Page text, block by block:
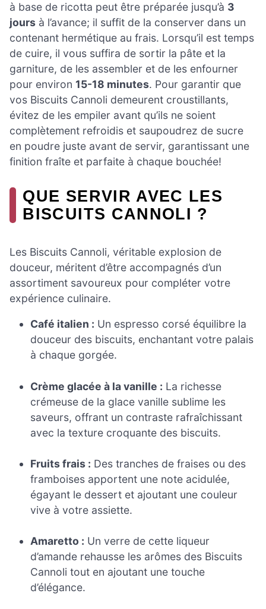
à base de ricotta peut être préparée jusqu’à 3
jours à l’avance; il suffit de la conserver dans un
contenant hermétique au frais. Lorsqu’il est temps
de cuire, il vous suffira de sortir la pâte et la
garniture, de les assembler et de les enfourner
pour environ 15-18 minutes. Pour garantir que
vos Biscuits Cannoli demeurent croustillants,
évitez de les empiler avant qu’ils ne soient
complètement refroidis et saupoudrez de sucre
en poudre juste avant de servir, garantissant une
finition fraîte et parfaite à chaque bouchée!
QUE SERVIR AVEC LES
BISCUITS CANNOLI ?
Les Biscuits Cannoli, véritable explosion de
douceur, méritent d’être accompagnés d’un
assortiment savoureux pour compléter votre
expérience culinaire.
Café italien : Un espresso corsé équilibre la
douceur des biscuits, enchantant votre palais
à chaque gorgée.
Crème glacée à la vanille : La richesse
crémeuse de la glace vanille sublime les
saveurs, offrant un contraste rafraîchissant
avec la texture croquante des biscuits.
Fruits frais : Des tranches de fraises ou des
framboises apportent une note acidulée,
égayant le dessert et ajoutant une couleur
vive à votre assiette.
Amaretto : Un verre de cette liqueur
d’amande rehausse les arômes des Biscuits
Cannoli tout en ajoutant une touche
d’élégance.